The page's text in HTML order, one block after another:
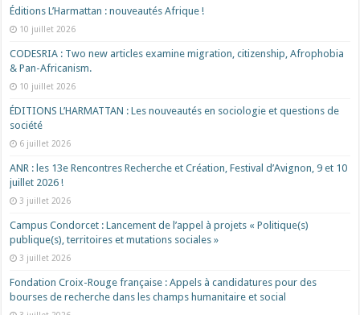
Éditions L’Harmattan : nouveautés Afrique !​
10 juillet 2026
CODESRIA : Two new articles examine migration, citizenship, Afrophobia
& Pan-Africanism.
10 juillet 2026
ÉDITIONS L’HARMATTAN : Les nouveautés en sociologie et questions de
société
6 juillet 2026
ANR : les 13e Rencontres Recherche et Création, Festival d’Avignon, 9 et 10
juillet 2026 !
3 juillet 2026
Campus Condorcet : Lancement de l’appel à projets « Politique(s)
publique(s), territoires et mutations sociales »
3 juillet 2026
Fondation Croix-Rouge française : Appels à candidatures pour des
bourses de recherche dans les champs humanitaire et social